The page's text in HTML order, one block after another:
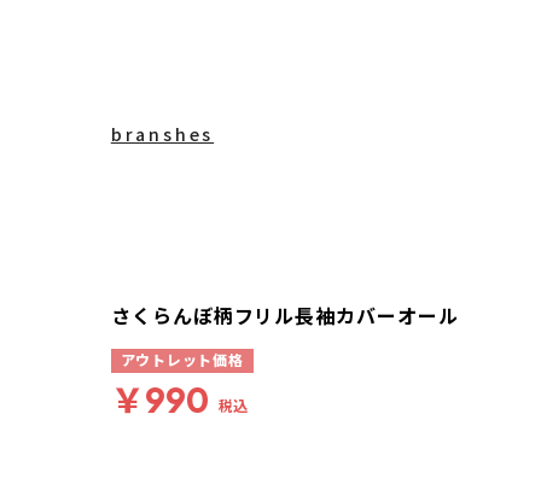
branshes
さくらんぼ柄フリル長袖カバーオール
アウトレット価格
￥990 税込